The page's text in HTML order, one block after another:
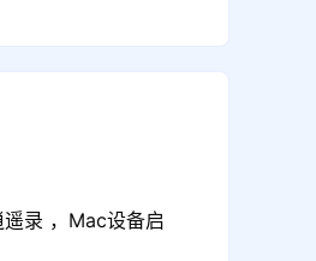
录 ，Mac设备启